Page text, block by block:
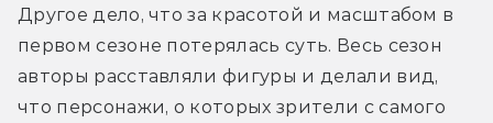
Другое дело, что за красотой и масштабом в
первом сезоне потерялась суть. Весь сезон
авторы расставляли фигуры и делали вид,
что персонажи, о которых зрители с самого